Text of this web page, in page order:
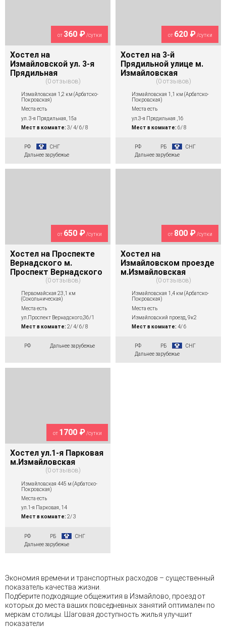
от 360 ₽/сутки
Хостел на
Измайловской ул. 3-я
Прядильная
0 отзывов
Измайловская 1,2 км (Арбатско-
Покровская)
Места есть
ул. 3-я Прядильная, 15а
Мест в комнате: 3/ 4/ 6/ 8
РФ
СНГ
Дальнее зарубежье
от 620 ₽/сутки
Хостел на 3-й
Прядильной улице м.
Измайловская
0 отзывов
Измайловская 1,1 км (Арбатско-
Покровская)
Места есть
ул.3-я Прядильная ,16
Мест в комнате: 6/ 8
РФ РБ
СНГ
Дальнее зарубежье
от 650 ₽/сутки
Хостел на Проспекте
Вернадского м.
Проспект Вернадского
0 отзывов
Первомайская 23,1 км
(Сокольническая)
Места есть
ул.Проспект Вернадского,36/1
Мест в комнате: 2/ 4/ 6/ 8
РФ Дальнее зарубежье
от 800 ₽/сутки
Хостел на
Измайловском проезде
м.Измайловская
0 отзывов
Измайловская 1,4 км (Арбатско-
Покровская)
Места есть
Измайловский проезд, 9к2
Мест в комнате: 4/ 6
РФ РБ
СНГ
Дальнее зарубежье
от 1700 ₽ /сутки
Хостел ул.1-я Парковая
м.Измайловская
0 отзывов
Измайловская 445 м (Арбатско-
Покровская)
Места есть
ул.1-я Парковая, 14
Мест в комнате: 2/ 3
РФ РБ
СНГ
Дальнее зарубежье
Экономия времени и транспортных расходов – существенный
показатель качества жизни.
Подберите подходящие общежития в Измайлово, проезд от
которых до места ваших повседневных занятий оптимален по
меркам столицы. Шаговая доступность жилья улучшит
показатели